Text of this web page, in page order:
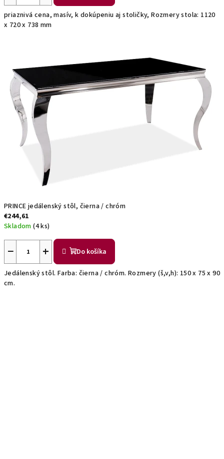
priaznivá cena, masív, k dokúpeniu aj stoličky, Rozmery stola: 1120
x 720 x 738 mm
PRINCE jedálenský stôl, čierna / chróm
€244,61
Skladom(4 ks)
+
− Do košíka
Jedálenský stôl. Farba: čierna / chróm. Rozmery (š,v,h): 150 x 75 x 90
cm.